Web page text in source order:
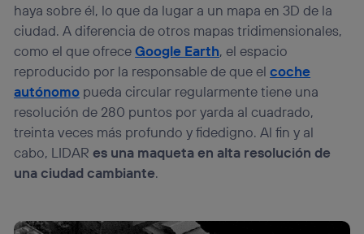
haya sobre él, lo que da lugar a un mapa en 3D de la
ciudad. A diferencia de otros mapas tridimensionales,
como el que ofreceGoogle Earth, el espacio
reproducido por la responsable de que elcoche
autónomo pueda circular regularmente tiene una
resolución de 280 puntos por yarda al cuadrado,
treinta veces más profundo y fidedigno. Al fin y al
cabo, LIDARes una maqueta en alta resolución de
una ciudad cambiante.